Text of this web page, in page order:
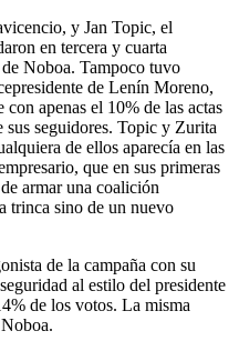
y Jan Topic, el
en tercera y cuarta
Noboa. Tampoco tuvo
de Lenín Moreno,
apenas el 10% de las actas
sus seguidores. Topic y Zurita
de ellos aparecía en las
que en sus primeras
armar una coalición
trinca sino de un nuevo
de la campaña con su
al estilo del presidente
de los votos. La misma